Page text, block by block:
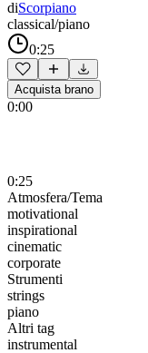
diScorpiano
classical/piano
0:25
Acquista brano
0:00
0:25
Atmosfera/Tema
motivational
inspirational
cinematic
corporate
Strumenti
strings
piano
Altri tag
instrumental